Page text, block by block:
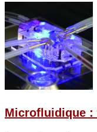
Microfluidique :